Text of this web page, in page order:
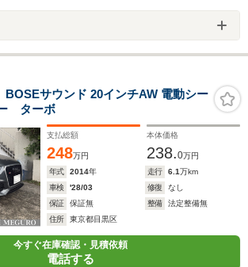
サウンド 20インチAW 電動シー
ターボ
支払総額
248万円
本体価格
238.0万円
年式
2014年 走行 6.1万km
車検
'28/03 修復
なし
保証
保証無 整備
法定整備無
住所
東京都目黒区
今すぐ在庫確認・見積依頼
電話する